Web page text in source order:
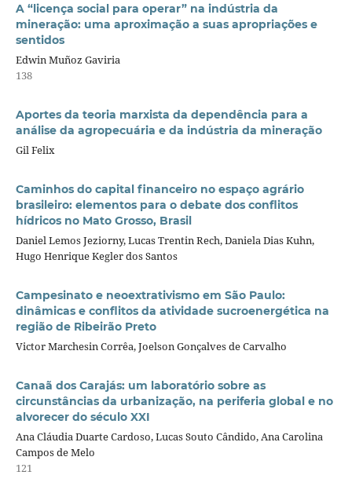
A “licença social para operar” na indústria da
mineração: uma aproximação a suas apropriações e
sentidos
Edwin Muñoz Gaviria
138
Aportes da teoria marxista da dependência para a
análise da agropecuária e da indústria da mineração
Gil Felix
Caminhos do capital financeiro no espaço agrário
brasileiro: elementos para o debate dos conflitos
hídricos no Mato Grosso, Brasil
Daniel Lemos Jeziorny, Lucas Trentin Rech, Daniela Dias Kuhn,
Hugo Henrique Kegler dos Santos
Campesinato e neoextrativismo em São Paulo:
dinâmicas e conflitos da atividade sucroenergética na
região de Ribeirão Preto
Victor Marchesin Corrêa, Joelson Gonçalves de Carvalho
Canaã dos Carajás: um laboratório sobre as
circunstâncias da urbanização, na periferia global e no
alvorecer do século XXI
Ana Cláudia Duarte Cardoso, Lucas Souto Cândido, Ana Carolina
Campos de Melo
121